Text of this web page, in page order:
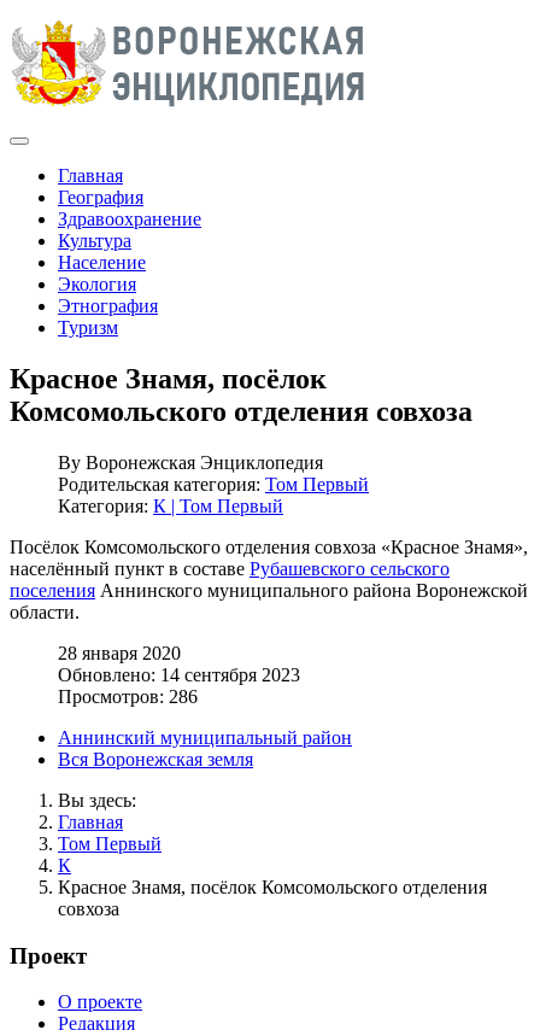
Главная
География
Здравоохранение
Культура
Население
Экология
Этнография
Туризм
Красное Знамя, посёлок
Комсомольского отделения совхоза
By Воронежская Энциклопедия
Родительская категория: Том Первый
Категория: К | Том Первый
Посёлок Комсомольского отделения совхоза «Красное Знамя»,
населённый пункт в составе Рубашевского сельского
поселения Аннинского муниципального района Воронежской
области.
28 января 2020
Обновлено: 14 сентября 2023
Просмотров: 286
Аннинский муниципальный район
Вся Воронежская земля
Вы здесь:
Главная
Том Первый
К
Красное Знамя, посёлок Комсомольского отделения
совхоза
Проект
О проекте
Редакция